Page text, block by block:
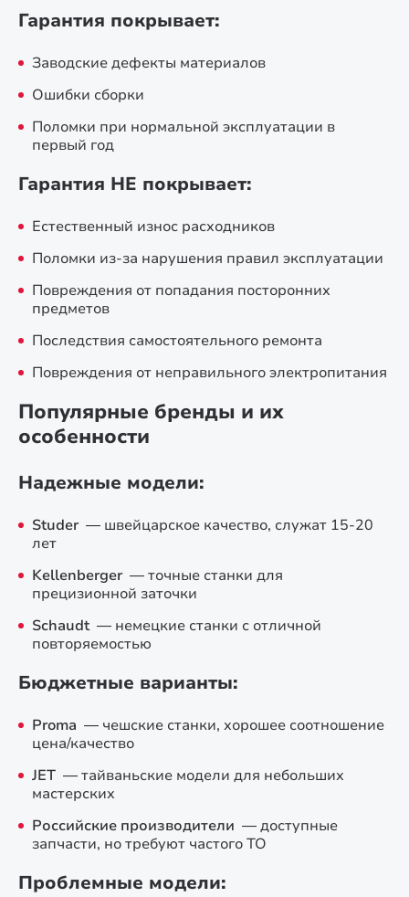
Гарантия покрывает:
Заводские дефекты материалов
Ошибки сборки
Поломки при нормальной эксплуатации в
первый год
Гарантия НЕ покрывает:
Естественный износ расходников
Поломки из-за нарушения правил эксплуатации
Повреждения от попадания посторонних
предметов
Последствия самостоятельного ремонта
Повреждения от неправильного электропитания
Популярные бренды и их
особенности
Надежные модели:
Studer — швейцарское качество, служат 15-20
лет
Kellenberger — точные станки для
прецизионной заточки
Schaudt — немецкие станки с отличной
повторяемостью
Бюджетные варианты:
Proma — чешские станки, хорошее соотношение
цена/качество
JET — тайваньские модели для небольших
мастерских
Российские производители — доступные
запчасти, но требуют частого ТО
Проблемные модели: